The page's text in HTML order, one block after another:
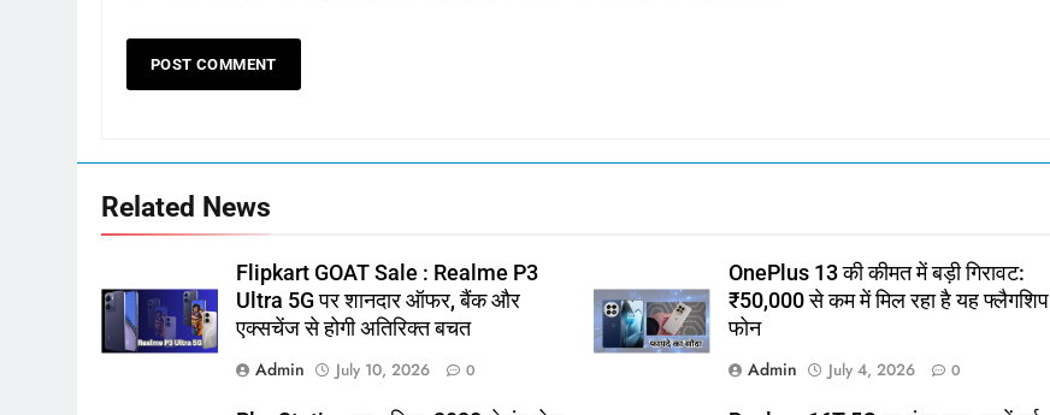
Related News
Flipkart GOAT Sale : Realme P3
Ultra 5G पर शानदार ऑफर, बैंक और
एक्सचेंज से होगी अतिरिक्त बचत
Admin
July 10, 2026 0
OnePlus 13 की कीमत में बड़ी गिरावट:
₹50,000 से कम में मिल रहा है यह फ्लैगशिप
फोन
Admin
July 4, 2026 0